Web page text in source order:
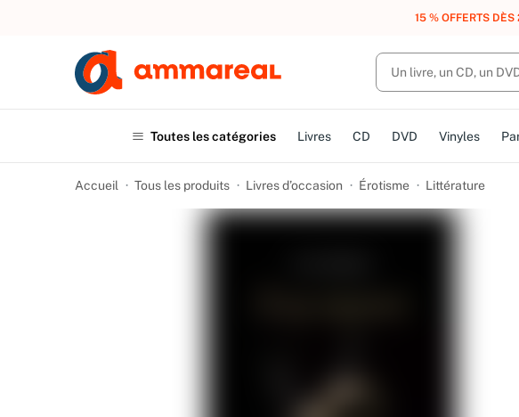
UN ACHAT, DES POINTS, DES
Toutes les catégories Livres CD DVD Vinyles
Accueil Tous les produits Livres d’occasion Érotisme Littérature